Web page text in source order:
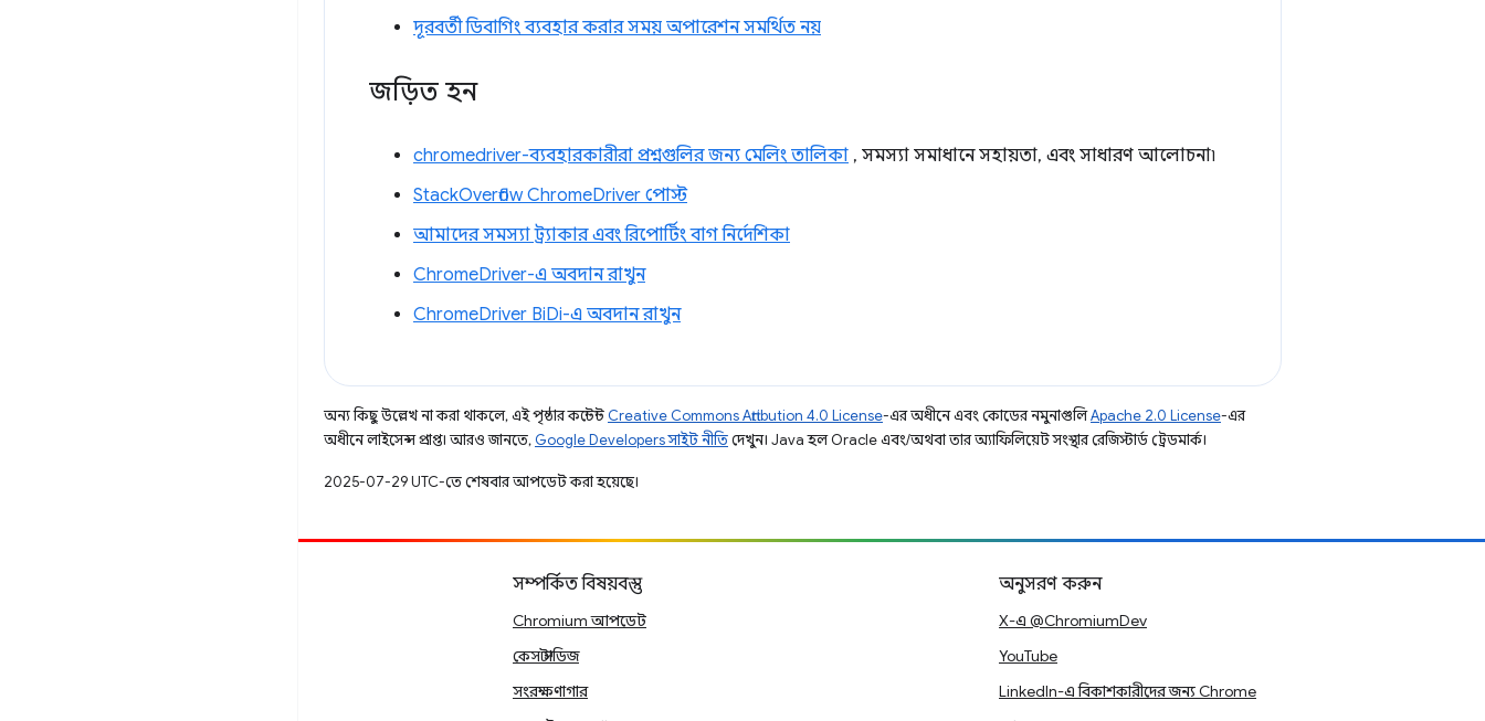
দূরবর্তী ডিবাগিং ব্যবহার করার সময় অপারেশন সমর্থিত নয়
জড়িত হন
chromedriver-ব্যবহারকারীরা প্রশ্নগুলির জন্য মেলিং তালিকা , সমস্যা সমাধানে সহায়তা, এবং সাধারণ আলোচনা৷
StackOverflow ChromeDriver পোস্ট
আমাদের সমস্যা ট্র্যাকার এবং রিপোর্টিং বাগ নির্দেশিকা
ChromeDriver-এ অবদান রাখুন
ChromeDriver BiDi-এ অবদান রাখুন
অন্য কিছু উল্লেখ না করা থাকলে, এই পৃষ্ঠার কন্টেন্ট Creative Commons Attribution 4.0 License-এর অধীনে এবং কোডের নমুনাগুলিApache 2.0 License-এর
অধীনে লাইসেন্স প্রাপ্ত। আরও জানতে, Google Developers সাইট নীতিদেখুন। Java হল Oracle এবং/অথবা তার অ্যাফিলিয়েট সংস্থার রেজিস্টার্ড ট্রেডমার্ক।
2025-07-29 UTC-তে শেষবার আপডেট করা হয়েছে।
সম্পর্কিত বিষয়বস্তু
Chromium আপডেট
কেস স্টাডিজ
সংরক্ষণাগার
অনুসরণ করুন
X-এ @ChromiumDev
YouTube
LinkedIn-এ বিকাশকারীদের জন্য Chrome